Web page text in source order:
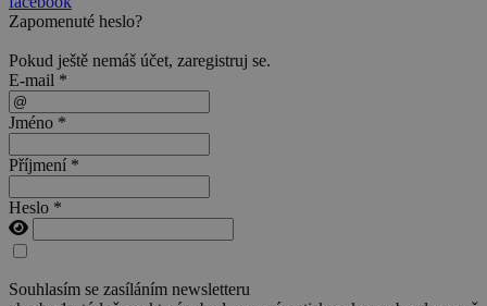
Zapomenuté heslo?
Pokud ještě nemáš účet, zaregistruj se.
E-mail *
Jméno *
Příjmení *
Heslo *
Souhlasím se zasíláním newsletteru